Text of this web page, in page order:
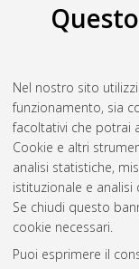
Nel nostro sito
funzionamento, sia
facoltativi che potrai
Cookie e altri
analisi statistiche,
istituzionale e
Se chiudi questo
cookie necessari.
Puoi esprimere il
Valli, Enrico(2013)
quality and the
Alma Mater
ricerca inScienze e
10.6092/unibo/
Questa lista e'
Atom
Rss 1.0